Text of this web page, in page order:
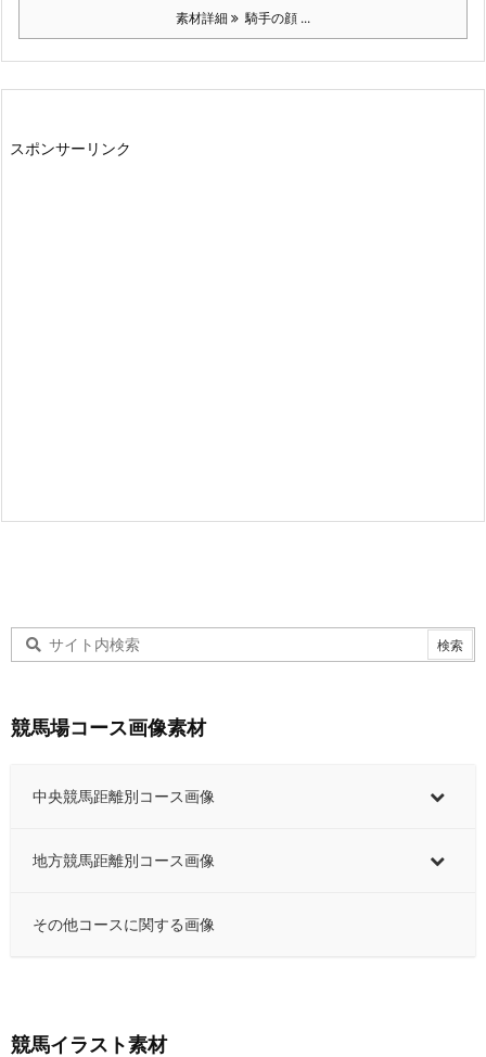
素材詳細 騎手の顔 ...
スポンサーリンク
競馬場コース画像素材
中央競馬距離別コース画像
地方競馬距離別コース画像
その他コースに関する画像
競馬イラスト素材